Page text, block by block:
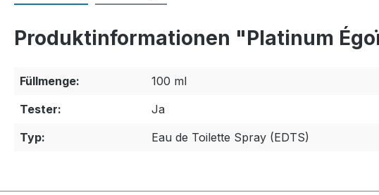
Produktinformationen "Platinum
Füllmenge:
100 ml
Tester:
Ja
Typ:
Eau de Toilette Spray (EDTS)